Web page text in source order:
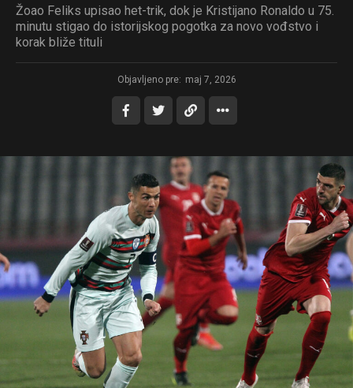
Žoao Feliks upisao het-trik, dok je Kristijano Ronaldo u 75.
minutu stigao do istorijskog pogotka za novo vođstvo i
korak bliže tituli
Objavljeno pre: maj 7, 2026